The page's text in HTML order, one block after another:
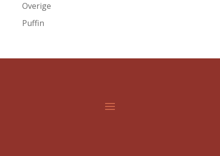
Overige
Puffin